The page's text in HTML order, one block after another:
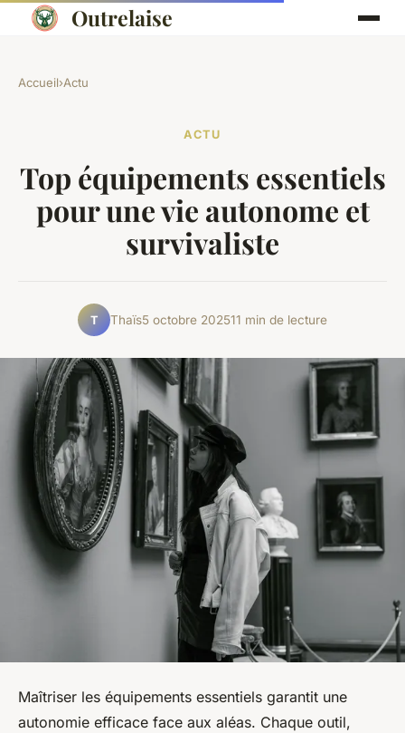
Outrelaise
Accueil›Actu
ACTU
Top équipements essentiels
pour une vie autonome et
survivaliste
T Thaïs5 octobre 202511 min de lecture
Maîtriser les équipements essentiels garantit une
autonomie efficace face aux aléas. Chaque outil,